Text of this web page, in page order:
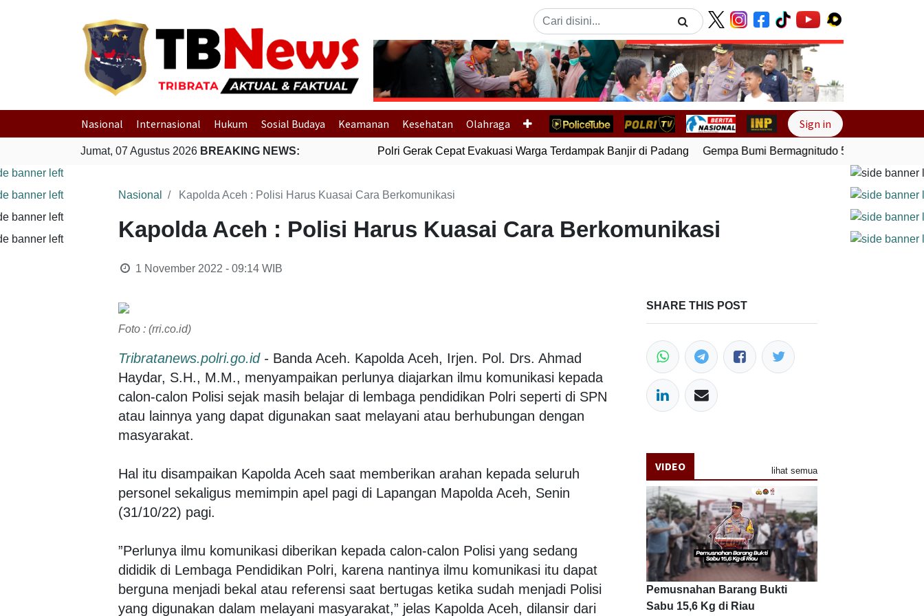
Previous Next
Nasional Internasional Hukum Sosial Budaya Keamanan Kesehatan Olahraga Sign in
Jumat, 07 Agustus 2026 BREAKING NEWS: Polri Gerak Cepat Evakuasi Warga Terdampak Banjir di Padang Gempa Bumi Bermagnitudo 5,1 Kembali
Nasional Kapolda Aceh : Polisi Harus Kuasai Cara Berkomunikasi
Kapolda Aceh : Polisi Harus Kuasai Cara Berkomunikasi
1 November 2022 - 09:14WIB
Foto : (rri.co.id)
Tribratanews.polri.go.id- Banda Aceh. Kapolda Aceh, Irjen. Pol. Drs. Ahmad
Haydar, S.H., M.M., menyampaikan perlunya diajarkan ilmu komunikasi kepada
calon-calon Polisi sejak masih belajar di lembaga pendidikan Polri seperti di SPN
atau lainnya yang dapat digunakan saat melayani atau berhubungan dengan
masyarakat.
Hal itu disampaikan Kapolda Aceh saat memberikan arahan kepada seluruh
personel sekaligus memimpin apel pagi di Lapangan Mapolda Aceh, Senin
(31/10/22) pagi.
”Perlunya ilmu komunikasi diberikan kepada calon-calon Polisi yang sedang
dididik di Lembaga Pendidikan Polri, karena nantinya ilmu komunikasi itu dapat
berguna menjadi bekal atau referensi saat bertugas ketika sudah menjadi Polisi
yang digunakan dalam melayani masyarakat,” jelas Kapolda Aceh, dilansir dari
SHARE THIS POST
VIDEO lihat semua
Pemusnahan Barang Bukti
Sabu 15,6 Kg di Riau